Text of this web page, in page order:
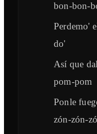
bon-bon-
Perdemo'
do'
Así que
pom-pom
Ponle
zón-zón-